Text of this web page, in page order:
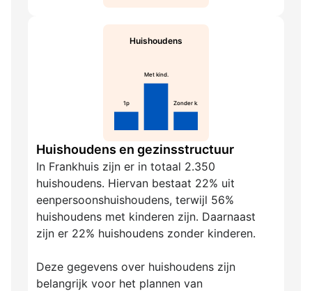
Huishoudens
1p
Met kind.
Zonder k.
Huishoudens en gezinsstructuur
In Frankhuis zijn er in totaal 2.350
huishoudens. Hiervan bestaat 22% uit
eenpersoonshuishoudens, terwijl 56%
huishoudens met kinderen zijn. Daarnaast
zijn er 22% huishoudens zonder kinderen.
Deze gegevens over huishoudens zijn
belangrijk voor het plannen van